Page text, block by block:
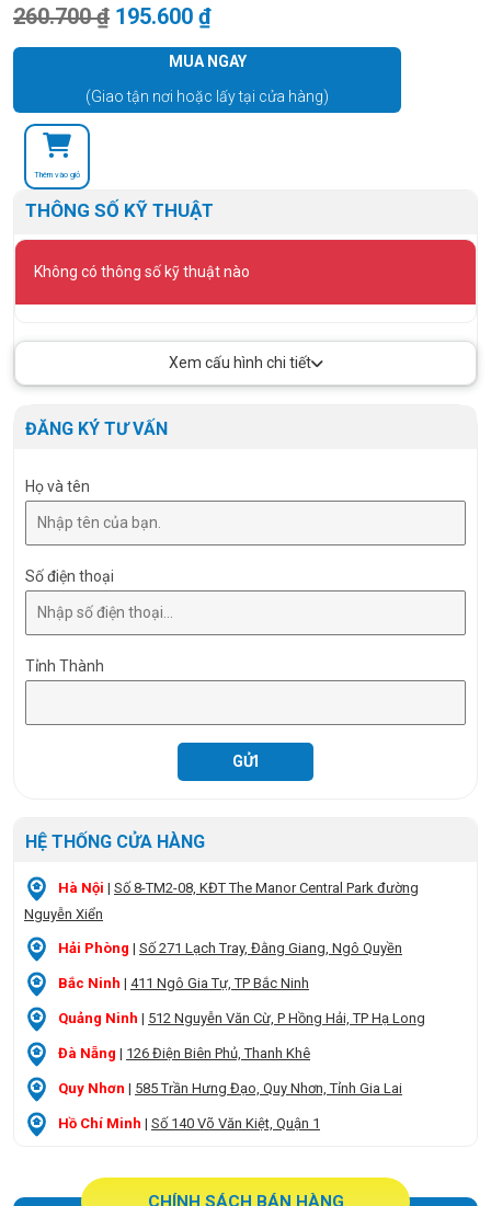
260.700₫ Giá gốc là: 260.700 ₫.
195.600 ₫Giá hiện tại là: 195.600 ₫.
MUA NGAY
(Giao tận nơi hoặc lấy tại cửa hàng)
Thêm vào giỏ
THÔNG SỐ KỸ THUẬT
Không có thông số kỹ thuật nào
Xem cấu hình chi tiết
ĐĂNG KÝ TƯ VẤN
Họ và tên
Số điện thoại
Tỉnh Thành
HỆ THỐNG CỬA HÀNG
Hà Nội | Số 8-TM2-08, KĐT The Manor Central Park đường
Nguyễn Xiển
Hải Phòng | Số 271 Lạch Tray, Đằng Giang, Ngô Quyền
Bắc Ninh | 411 Ngô Gia Tự, TP Bắc Ninh
Quảng Ninh | 512 Nguyễn Văn Cừ, P Hồng Hải, TP Hạ Long
Đà Nẵng | 126 Điện Biên Phủ, Thanh Khê
Quy Nhơn | 585 Trần Hưng Đạo, Quy Nhơn, Tỉnh Gia Lai
Hồ Chí Minh | Số 140 Võ Văn Kiệt, Quận 1